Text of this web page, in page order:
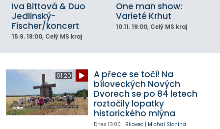
Iva Bittová & Duo
Jedlinský-
Fischer/koncert
15.9. 18:00, Celý MS kraj
One man show:
Varieté Krhut
10.11. 19:00, Celý MS kraj
01:20
A přece se točí! Na
bíloveckých Nových
Dvorech se po 84 letech
roztočily lopatky
historického mlýna
Dnes 13:00 | Bílovec| Michal Slonina